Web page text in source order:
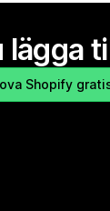
lägga
Shopify